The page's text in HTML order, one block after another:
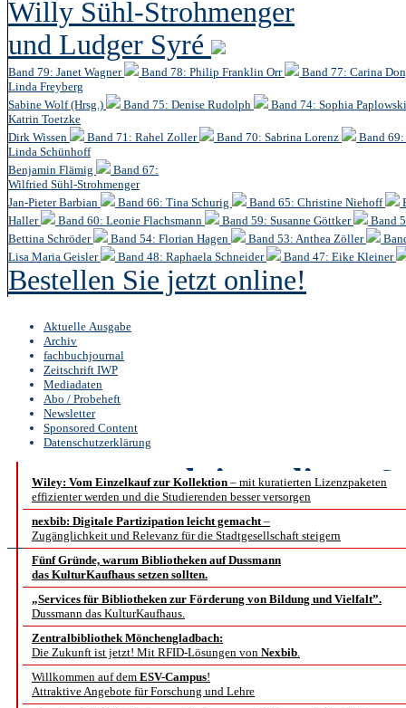
Willy Sühl-Strohmenger
und Ludger Syré
Band 79: Janet Wagner Band 78: Philip Franklin Orr
Band 77: Carina
Linda Freyberg
Sabine Wolf (Hrsg.)
Band 75: Denise Rudolph
Band 74: Sophia
Katrin Toetzke
Dirk Wissen
Band 71: Rahel Zoller Band 70: Sabrina Lorenz
Band
Linda Schünhoff
Benjamin Flämig
Band 67:
Wilfried Sühl-Strohmenger
Jan-Pieter Barbian
Band 66: Tina Schurig Band 65: Christine Niehoff
Haller
Band 60: Leonie Flachsmann Band 59: Susanne Göttker
Band
Bettina Schröder
Band 54: Florian Hagen Band 53: Anthea Zöller
Lisa Maria Geisler
Band 48: Raphaela Schneider Band 47: Eike Kleiner
Bestellen Sie jetzt online!
Aktuelle Ausgabe
Archiv
fachbuchjournal
Zeitschrift IWP
Mediadaten
Abo / Probeheft
Newsletter
Sponsored Content
Datenschutzerklärung
Wiley: Vom Einzelkauf zur Kollektion – mit kuratierten Lizenzpaketen
effizienter werden und die Studierenden besser versorgen
nexbib: Digitale Partizipation leicht gemacht–
Zugänglichkeit und Relevanz für die Stadtgesellschaft steigern
Fünf Gründe, warum Bibliotheken auf Dussmann
das KulturKaufhaus setzen sollten.
„Services für Bibliotheken zur Förderung von Bildung und Vielfalt”.
Dussmann das KulturKaufhaus.
Zentralbibliothek Mönchengladbach:
Die Zukunft ist jetzt! Mit RFID-Lösungen von Nexbib.
Willkommen auf dem ESV-Campus!
Attraktive Angebote für Forschung und Lehre
b.i.t.online6 /
Über Initiative,